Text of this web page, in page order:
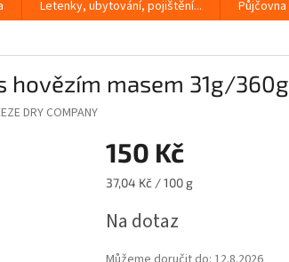
Letenky, ubytování, pojištění... Půjčovna
hovězím masem 31g/360g
DRY COMPANY
150 Kč
Měrná
37,04 Kč / 100 g
Na dotaz